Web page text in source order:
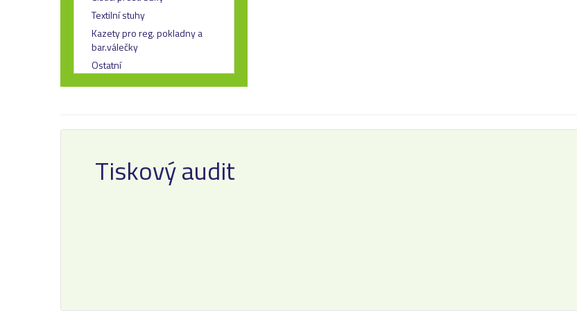
Textilní stuhy
Kazety pro reg. pokladny a
bar.válečky
Ostatní
Tiskový audit